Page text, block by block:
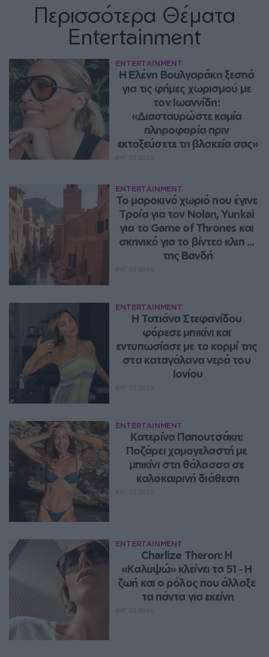
Περισσότερα Θέματα
Entertainment
ENTERTAINMENT
Η Ελένη Βουλγαράκη ξεσπά
για τις φήμες χωρισμού με
τον Ιωαννίδη:
«Διασταυρώστε καμία
πληροφορία πριν
εκτοξεύσετε τη βλακεία σας»
ENTERTAINMENT
Το μαροκινό χωριό που έγινε
Τροία για τον Nolan, Yunkai
για το Game of Thrones και
σκηνικό για το βίντεο κλιπ ...
της Βανδή
ENTERTAINMENT
Η Τατιάνα Στεφανίδου
φόρεσε μπικίνι και
εντυπωσίασε με το κορμί της
στα καταγάλανα νερά του
Ιονίου
ENTERTAINMENT
Κατερίνα Παπουτσάκη:
Ποζάρει χαμογελαστή με
μπικίνι στη θάλασσα σε
καλοκαιρινή διάθεση
ENTERTAINMENT
Charlize Theron: Η
«Καλυψώ» κλείνει τα 51 ‑ H
ζωή και ο ρόλος που άλλαξε
τα πάντα για εκείνη